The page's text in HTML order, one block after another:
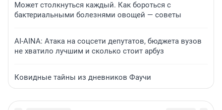
Может столкнуться каждый. Как бороться с
бактериальными болезнями овощей — советы
AI-AINA: Атака на соцсети депутатов, бюджета вузов
не хватило лучшим и сколько стоит арбуз
Ковидные тайны из дневников Фаучи